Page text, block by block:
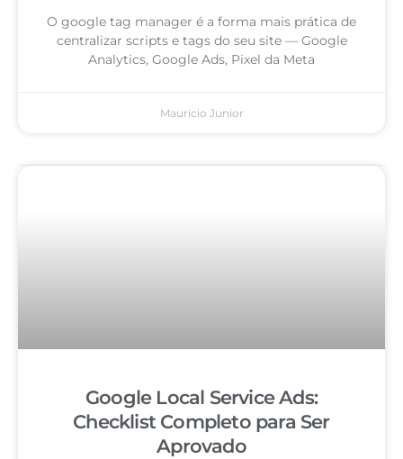
O google tag manager é a forma mais prática de
centralizar scripts e tags do seu site — Google
Analytics, Google Ads, Pixel da Meta
Mauricio Junior
Google Local Service Ads:
Checklist Completo para Ser
Aprovado